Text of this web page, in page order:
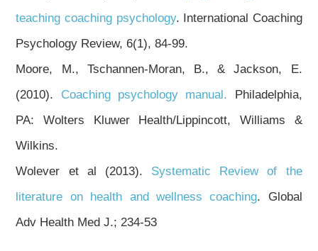
teaching coaching psychology. International Coaching
Psychology Review, 6(1), 84-99.
Moore, M., Tschannen-Moran, B., & Jackson, E.
(2010). Coaching psychology manual. Philadelphia,
PA: Wolters Kluwer Health/Lippincott, Williams &
Wilkins.
Wolever et al (2013). Systematic Review of the
literature on health and wellness coaching. Global
Adv Health Med J.; 234-53